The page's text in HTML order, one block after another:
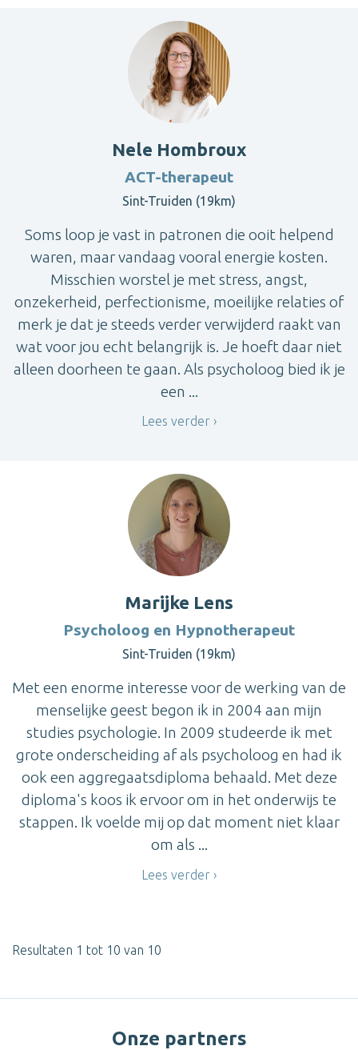
Nele Hombroux
ACT-therapeut
Sint-Truiden (19km)
Soms loop je vast in patronen die ooit helpend
waren, maar vandaag vooral energie kosten.
Misschien worstel je met stress, angst,
onzekerheid, perfectionisme, moeilijke relaties of
merk je dat je steeds verder verwijderd raakt van
wat voor jou echt belangrijk is. Je hoeft daar niet
alleen doorheen te gaan. Als psycholoog bied ik je
een ...
Lees verder
Marijke Lens
Psycholoog en Hypnotherapeut
Sint-Truiden (19km)
Met een enorme interesse voor de werking van de
menselijke geest begon ik in 2004 aan mijn
studies psychologie. In 2009 studeerde ik met
grote onderscheiding af als psycholoog en had ik
ook een aggregaatsdiploma behaald. Met deze
diploma's koos ik ervoor om in het onderwijs te
stappen. Ik voelde mij op dat moment niet klaar
om als ...
Lees verder
Resultaten 1 tot 10 van 10
Onze partners